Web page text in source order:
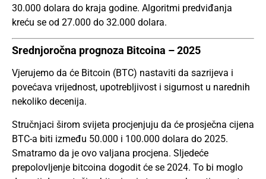
30.000 dolara do kraja godine. Algoritmi predviđanja
kreću se od 27.000 do 32.000 dolara.
Srednjoročna prognoza Bitcoina – 2025
Vjerujemo da će Bitcoin (BTC) nastaviti da sazrijeva i
povećava vrijednost, upotrebljivost i sigurnost u narednih
nekoliko decenija.
Stručnjaci širom svijeta procjenjuju da će prosječna cijena
BTC-a biti između 50.000 i 100.000 dolara do 2025.
Smatramo da je ovo valjana procjena. Sljedeće
prepolovljenje bitcoina dogodit će se 2024. To bi moglo